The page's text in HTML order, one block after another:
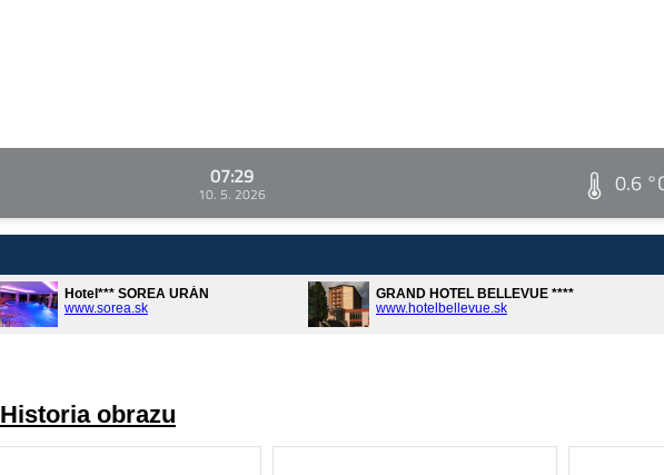
07:29
10. 5. 2026 0.6
Hotel*** SOREA URÁN
www.sorea.sk
GRAND HOTEL BELLEVUE ****
www.hotelbellevue.sk
Historia obrazu